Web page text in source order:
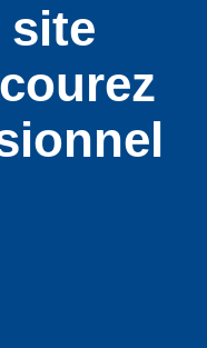
site